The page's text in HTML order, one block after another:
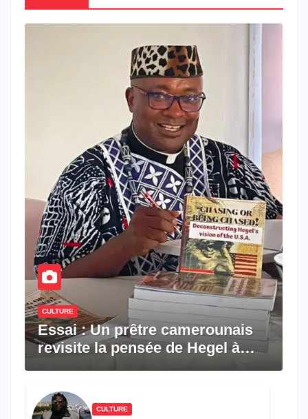
CULTURE
Essai : Un prêtre camerounais
revisite la pensée de Hegel à
CULTURE